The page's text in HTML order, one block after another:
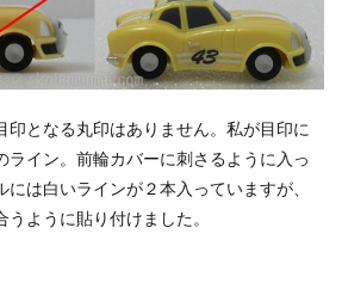
印となる丸印はありません。私が目印に
ライン。前輪カバーに刺さるように入っ
は白いラインが２本入っていますが、
うように貼り付けました。